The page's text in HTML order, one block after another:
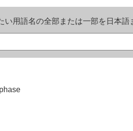
い用語名の全部または一部を日本語